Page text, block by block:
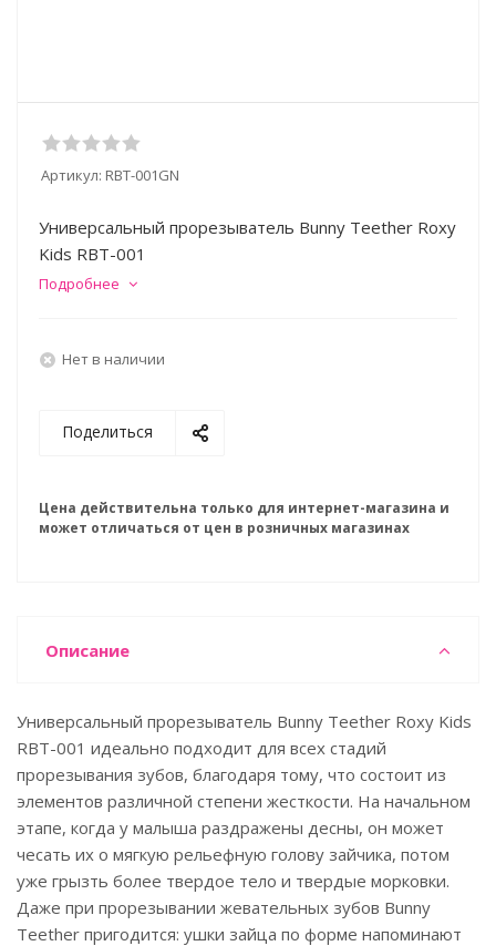
Артикул: RBT-001GN
Универсальный прорезыватель Bunny Teether Roxy
Kids RBT-001
Подробнее
Нет в наличии
Поделиться
Цена действительна только для интернет-магазина и
может отличаться от цен в розничных магазинах
Описание
Универсальный прорезыватель Bunny Teether Roxy Kids
RBT-001 идеально подходит для всех стадий
прорезывания зубов, благодаря тому, что состоит из
элементов различной степени жесткости. На начальном
этапе, когда у малыша раздражены десны, он может
чесать их о мягкую рельефную голову зайчика, потом
уже грызть более твердое тело и твердые морковки.
Даже при прорезывании жевательных зубов Bunny
Teether пригодится: ушки зайца по форме напоминают